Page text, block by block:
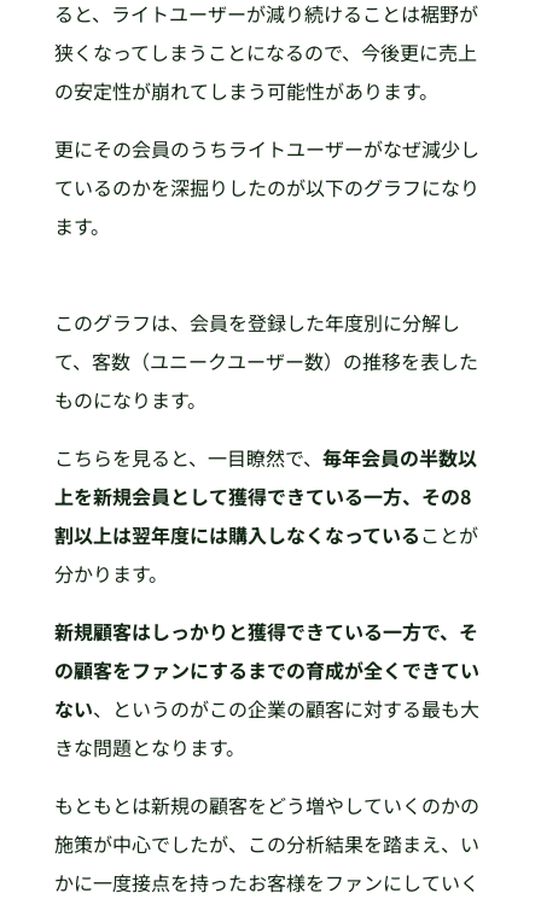
ると、ライトユーザーが減り続けることは裾野が
狭くなってしまうことになるので、今後更に売上
の安定性が崩れてしまう可能性があります。
更にその会員のうちライトユーザーがなぜ減少し
ているのかを深掘りしたのが以下のグラフになり
ます。
このグラフは、会員を登録した年度別に分解し
て、客数（ユニークユーザー数）の推移を表した
ものになります。
こちらを見ると、一目瞭然で、 毎年会員の半数以
上を新規会員として獲得できている一方、その8
割以上は翌年度には購入しなくなっていることが
分かります。
新規顧客はしっかりと獲得できている一方で、そ
の顧客をファンにするまでの育成が全くできてい
ない、というのがこの企業の顧客に対する最も大
きな問題となります。
もともとは新規の顧客をどう増やしていくのかの
施策が中心でしたが、この分析結果を踏まえ、い
かに一度接点を持ったお客様をファンにしていく